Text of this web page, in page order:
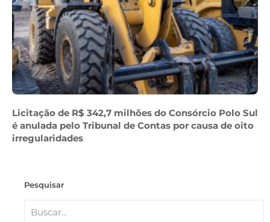
Licitação de R$ 342,7 milhões do Consórcio Polo Sul
é anulada pelo Tribunal de Contas por causa de oito
irregularidades
Pesquisar